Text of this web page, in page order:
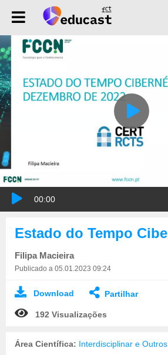
00:00
Filipa Macieira
Publicado a 05.01.2023 09:24
Download Partilhar
192 Visualizações
Área Científica: Interdisciplinar e Outros